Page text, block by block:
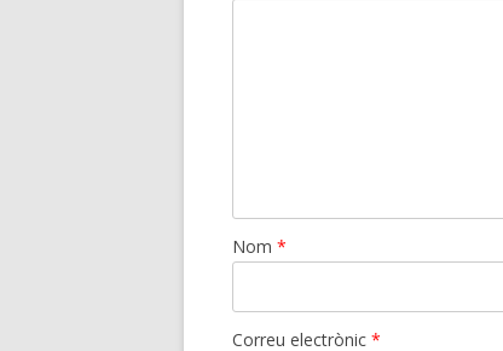
Nom *
Correu electrònic *